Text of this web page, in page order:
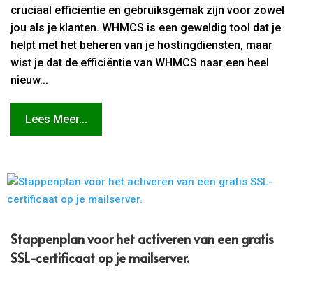
cruciaal efficiëntie en gebruiksgemak zijn voor zowel
jou als je klanten. WHMCS is een geweldig tool dat je
helpt met het beheren van je hostingdiensten, maar
wist je dat de efficiëntie van WHMCS naar een heel
nieuw...
Lees Meer...
Stappenplan voor het activeren van een gratis
SSL-certificaat op je mailserver.​